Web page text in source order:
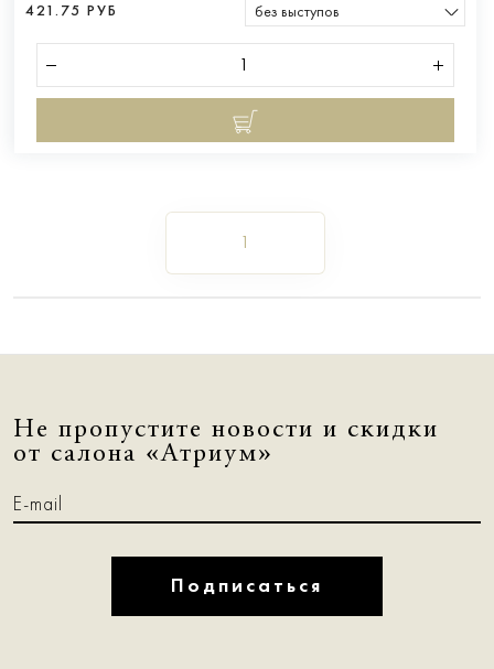
421.75 РУБ
без выступов
1
Не пропустите новости и скидки
от салона «Атриум»
Подписаться